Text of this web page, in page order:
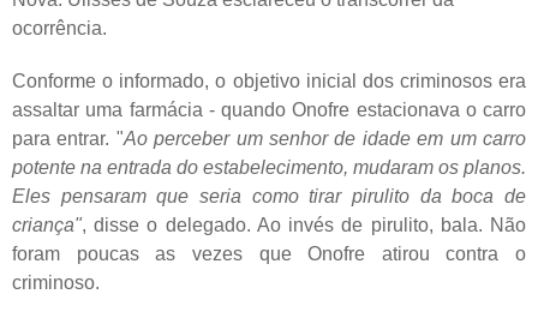
ocorrência.
Conforme o informado, o objetivo inicial dos criminosos era
assaltar uma farmácia - quando Onofre estacionava o carro
para entrar. "Ao perceber um senhor de idade em um carro
potente na entrada do estabelecimento, mudaram os planos.
Eles pensaram que seria como tirar pirulito da boca de
criança", disse o delegado. Ao invés de pirulito, bala. Não
foram poucas as vezes que Onofre atirou contra o
criminoso.